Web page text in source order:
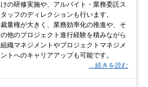
けの研修実施や、アルバイト・業務委託ス
タッフのディレクションも行います。
裁量権が大きく、業務効率化の推進や、そ
の他のプロジェクト進行経験を積みながら
組織マネジメントやプロジェクトマネジメ
ントへのキャリアアップも可能です。
…続きを読む